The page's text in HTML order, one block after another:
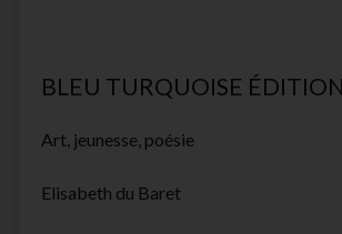
BLEU TURQUOISE
Art, jeunesse, poésie
Elisabeth du Baret